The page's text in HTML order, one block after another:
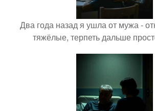
Два года назад я ушла от мужа -
тяжёлые, терпеть дальше